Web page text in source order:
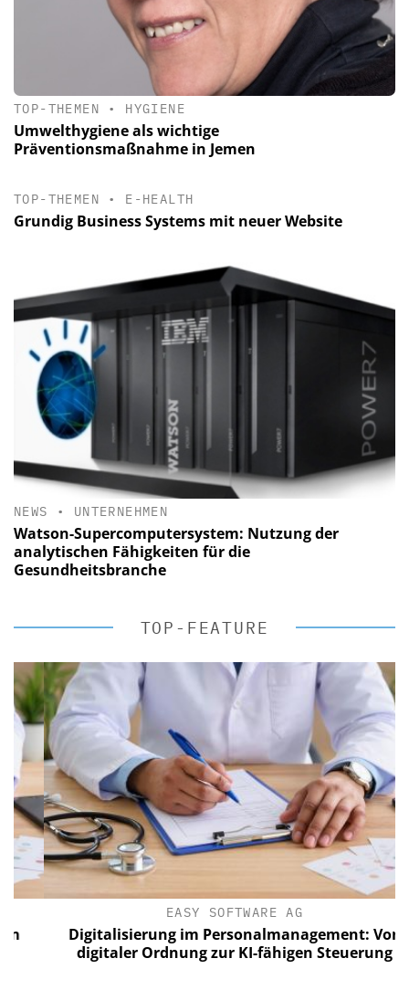
TOP-THEMEN • HYGIENE
Umwelthygiene als wichtige
Präventionsmaßnahme in Jemen
TOP-THEMEN • E-HEALTH
Grundig Business Systems mit neuer Website
NEWS • UNTERNEHMEN
Watson-Supercomputersystem: Nutzung der
analytischen Fähigkeiten für die
Gesundheitsbranche
TOP-FEATURE
EASY SOFTWARE AG
Digitalisierung im Personalmanagement: Von
digitaler Ordnung zur KI-fähigen Steuerung